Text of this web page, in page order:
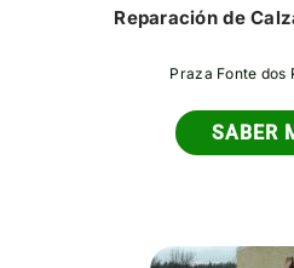
Reparación de
Praza Fonte dos
SABER